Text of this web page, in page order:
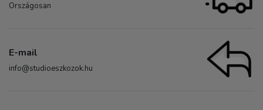
Országosan
E-mail
info@studioeszkozok.hu